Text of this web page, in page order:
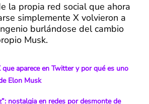
la propia red social que ahora
simplemente X volvieron a
burlándose del cambio
Musk.
aparece en Twitter y por qué es uno
Elon Musk
nostalgia en redes por desmonte de